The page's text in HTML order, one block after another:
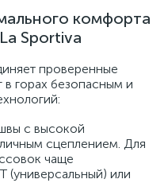
комфорта
Sportiva
проверенные
горах безопасным и
с высокой
сцеплением. Для
чаще
(универсальный) или